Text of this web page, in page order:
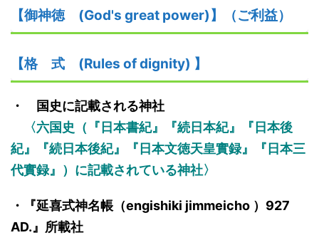
【御神徳 (God's great power)】 （ご利益）
【格 式 (Rules of dignity) 】
・ 国史に記載される神社
〈六国史（『日本書紀』『続日本紀』『日本後
紀』『続日本後紀』『日本文徳天皇實録』『日本三
代實録』）に記載されている神社〉
・『延喜式神名帳 （engishiki jimmeicho ） 927
AD.』 所載社